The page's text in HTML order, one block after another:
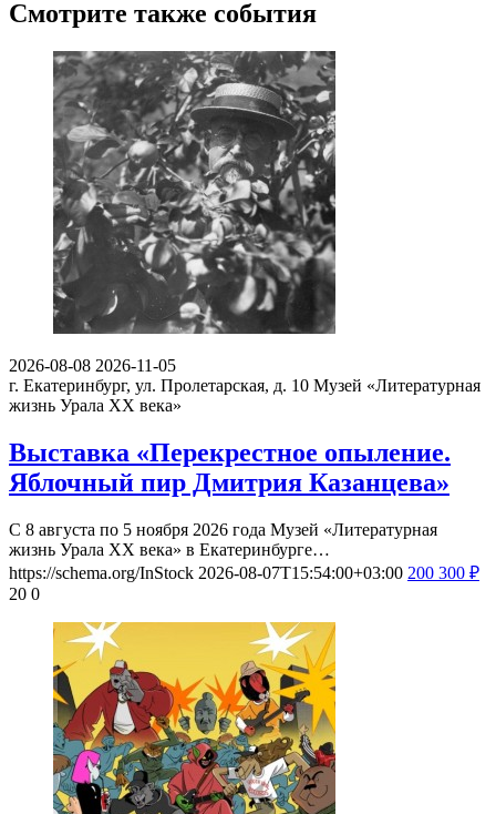
Смотрите также события
2026-08-08 2026-11-05
г. Екатеринбург, ул. Пролетарская, д. 10 Музей «Литературная
жизнь Урала ХХ века»
Выставка «Перекрестное опыление.
Яблочный пир Дмитрия Казанцева»
С 8 августа по 5 ноября 2026 года Музей «Литературная
жизнь Урала ХХ века» в Екатеринбурге…
https://schema.org/InStock 2026-08-07T15:54:00+03:00 200 300 ₽
20 0